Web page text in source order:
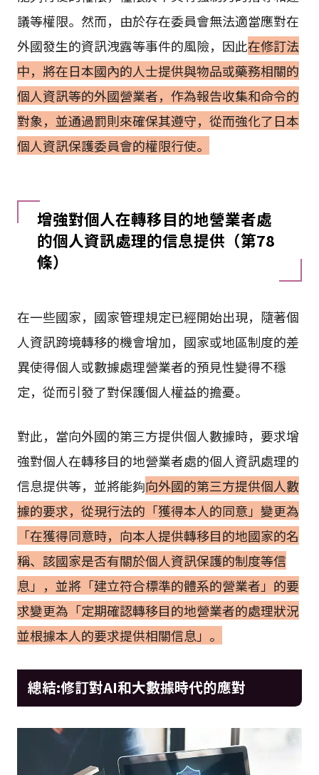
議等權限。然而，由於存在委員會無法適當應對在
外國發生的資訊洩露等事件的風險，因此在修訂法
中，將在日本國內的人士提供與物品或藥務相關的
個人資訊等的外國營業者，作為報告收集和命令的
對象，並通過罰則來確保其遵守，從而強化了日本
個人資訊保護委員會的權限行使。
增強對個人在轉移目的地營業者處
的個人資訊處理的信息提供（第78
條）
在一些國家，國家管理規定已經開始出現，隨著個
人資訊跨境轉移的機會增加，國家或地區制度的差
異使得個人或數據處理營業者的預見性變得不穩
定，從而引發了對保護個人權益的擔憂。
對此，當向外國的第三方提供個人數據時，要求增
強對個人在轉移目的地營業者處的個人資訊處理的
信息提供等，並將能夠向外國的第三方提供個人數
據的要求，從現行法的「獲得本人的同意」變更為
「在獲得同意時，向本人提供轉移目的地國家的名
稱、該國家是否有關於個人資訊保護的制度等信
息」，並將「建立符合標準的體系的營業者」的要
求變更為「定期確認轉移目的地營業者的處理狀況
並根據本人的要求提供相關信息」。
總結:修訂對AI和大數據時代的應對